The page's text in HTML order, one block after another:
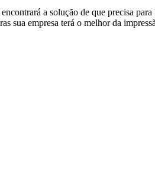
a solução de que precisa
sua empresa terá o melhor da